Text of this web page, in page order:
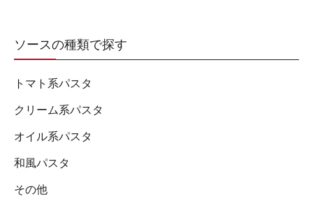
ソースの種類で探す
トマト系パスタ
クリーム系パスタ
オイル系パスタ
和風パスタ
その他